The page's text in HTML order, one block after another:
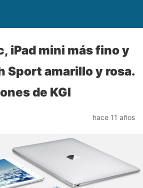
iPad mini más fino y
Sport amarillo y rosa.
de KGI
hace 11 años